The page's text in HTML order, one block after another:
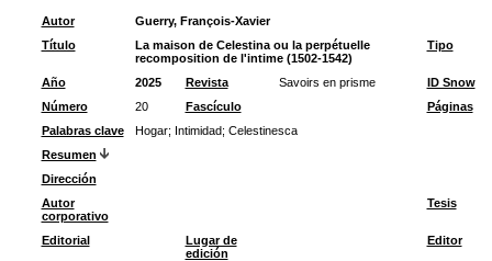
Autor
Guerry, François-Xavier
Título
La maison de Celestina ou la perpétuelle
recomposition de l'intime (1502-1542)
Tipo
Año 2025 Revista Savoirs en prisme
ID Snow
Número
20 Fascículo
Páginas
Palabras clave
Hogar; Intimidad; Celestinesca
Resumen
Dirección
Autor
corporativo
Tesis
Editorial
Lugar de
edición
Editor